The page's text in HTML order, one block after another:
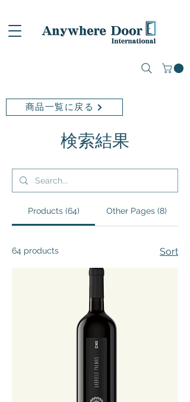
商品一覧に戻る
検索結果
Products (64) Other Pages (8)
64 products Sort